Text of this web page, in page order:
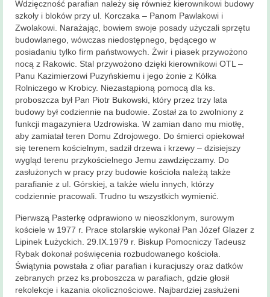
Wdzięczność parafian należy się również kierownikowi budowy
szkoły i bloków przy ul. Korczaka – Panom Pawlakowi i
Zwolakowi. Narażając, bowiem swoje posady użyczali sprzętu
budowlanego, wówczas niedostępnego, będącego w
posiadaniu tylko firm państwowych. Żwir i piasek przywożono
nocą z Rakowic. Stal przywożono dzięki kierownikowi OTL –
Panu Kazimierzowi Puzyńskiemu i jego żonie z Kółka
Rolniczego w Krobicy. Niezastąpioną pomocą dla ks.
proboszcza był Pan Piotr Bukowski, który przez trzy lata
budowy był codziennie na budowie. Został za to zwolniony z
funkcji magazyniera Uzdrowiska. W zamian dano mu miotłę,
aby zamiatał teren Domu Zdrojowego. Do śmierci opiekował
się terenem kościelnym, sadził drzewa i krzewy – dzisiejszy
wygląd terenu przykościelnego Jemu zawdzięczamy. Do
zasłużonych w pracy przy budowie kościoła należą także
parafianie z ul. Górskiej, a także wielu innych, którzy
codziennie pracowali. Trudno tu wszystkich wymienić.
Pierwszą Pasterkę odprawiono w nieoszklonym, surowym
kościele w 1977 r. Prace stolarskie wykonał Pan Józef Glazer z
Lipinek Łużyckich. 29.IX.1979 r. Biskup Pomocniczy Tadeusz
Rybak dokonał poświęcenia rozbudowanego kościoła.
Świątynia powstała z ofiar parafian i kuracjuszy oraz datków
zebranych przez ks.proboszcza w parafiach, gdzie głosił
rekolekcje i kazania okolicznościowe. Najbardziej zasłużeni